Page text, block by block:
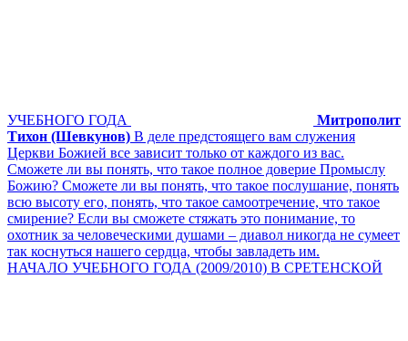
УЧЕБНОГО ГОДА
Митрополит
Тихон (Шевкунов) В деле предстоящего вам служения
Церкви Божией все зависит только от каждого из вас.
Сможете ли вы понять, что такое полное доверие Промыслу
Божию? Сможете ли вы понять, что такое послушание, понять
всю высоту его, понять, что такое самоотречение, что такое
смирение? Если вы сможете стяжать это понимание, то
охотник за человеческими душами – диавол никогда не сумеет
так коснуться нашего сердца, чтобы завладеть им.
НАЧАЛО УЧЕБНОГО ГОДА (2009/2010) В СРЕТЕНСКОЙ